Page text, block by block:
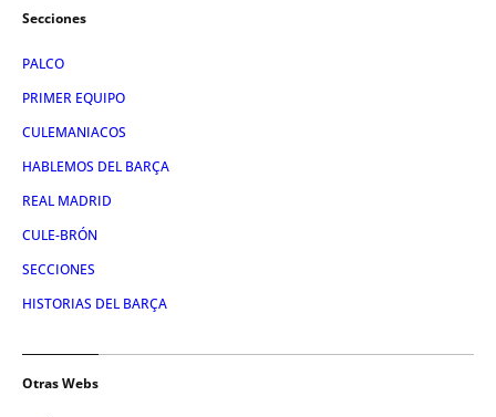
Secciones
PALCO
PRIMER EQUIPO
CULEMANIACOS
HABLEMOS DEL BARÇA
REAL MADRID
CULE-BRÓN
SECCIONES
HISTORIAS DEL BARÇA
Otras Webs